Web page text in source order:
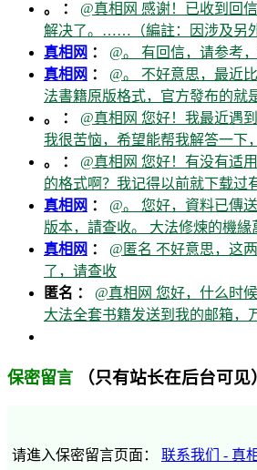
。 ： @真相网 感谢！已收到回
解决了。……（編註：因涉及另
真相网 ： @。 有回信，请参考，
真相网 ： @。 不好意思，最近
法書籍原版格式，官方發布的就
。 ： @真相网 您好！我最近遇
我很苦恼，希望能帮我解答一下
。 ： @真相网 您好！有没有适
的格式啊？我记得以前就下载过
真相网 ： @。 您好，資料已傳
版本，請查收。 大法修煉的機緣
真相网 ： @匿名 不好意思，这
了，请查收
匿名 ： @真相网 您好，什么时
大法全套书籍发送到我的邮箱，
保密留言 （只有站长在后台可见
请進入保密留言页面： 联系我们 - 真